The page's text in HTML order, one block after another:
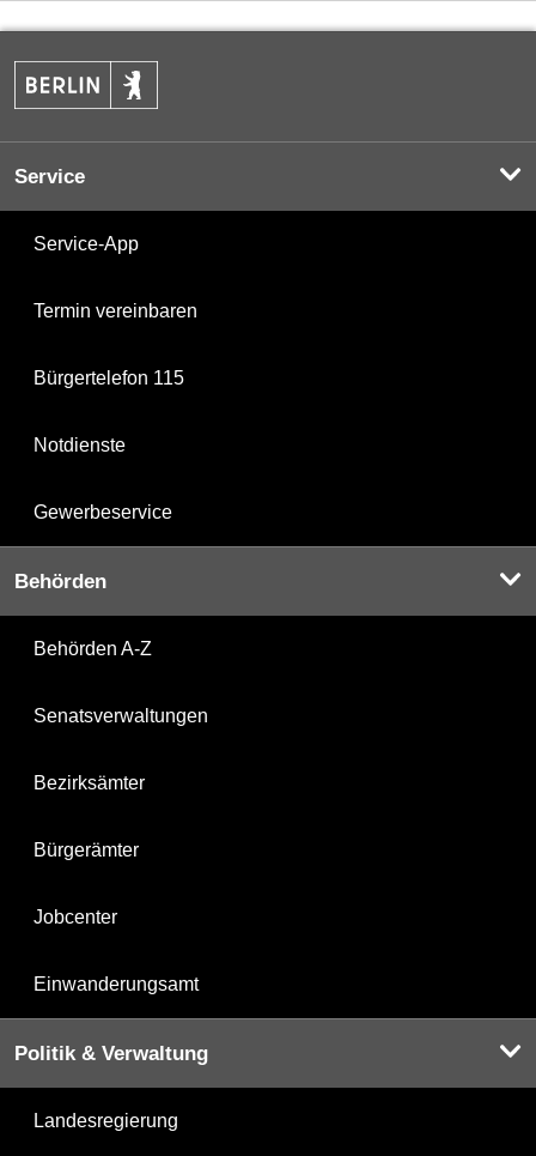
Service
Service-App
Termin vereinbaren
Bürgertelefon 115
Notdienste
Gewerbeservice
Behörden
Behörden A-Z
Senatsverwaltungen
Bezirksämter
Bürgerämter
Jobcenter
Einwanderungsamt
Politik & Verwaltung
Landesregierung